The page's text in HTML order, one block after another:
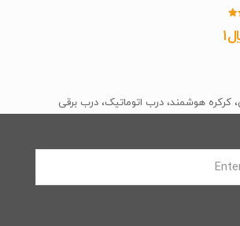
1
است.
کرکره هوشمند، درب اتوماتیک، درب برقی